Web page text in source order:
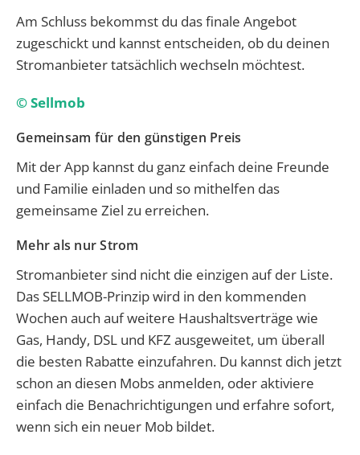
Am Schluss bekommst du das finale Angebot
zugeschickt und kannst entscheiden, ob du deinen
Stromanbieter tatsächlich wechseln möchtest.
© Sellmob
Gemeinsam für den günstigen Preis
Mit der App kannst du ganz einfach deine Freunde
und Familie einladen und so mithelfen das
gemeinsame Ziel zu erreichen.
Mehr als nur Strom
Stromanbieter sind nicht die einzigen auf der Liste.
Das SELLMOB-Prinzip wird in den kommenden
Wochen auch auf weitere Haushaltsverträge wie
Gas, Handy, DSL und KFZ ausgeweitet, um überall
die besten Rabatte einzufahren. Du kannst dich jetzt
schon an diesen Mobs anmelden, oder aktiviere
einfach die Benachrichtigungen und erfahre sofort,
wenn sich ein neuer Mob bildet.